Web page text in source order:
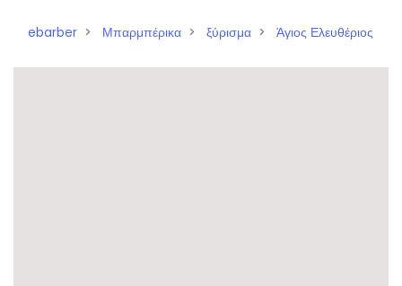
ebarber Μπαρμπέρικα ξύρισμα Άγιος Ελευθέριος